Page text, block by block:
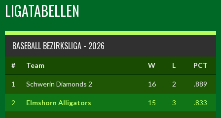
LIGATABELLEN
BASEBALL BEZIRKSLIGA - 2026
# Team W L PCT
1 Schwerin Diamonds 2 16 2 .889
2 Elmshorn Alligators 15 3 .833